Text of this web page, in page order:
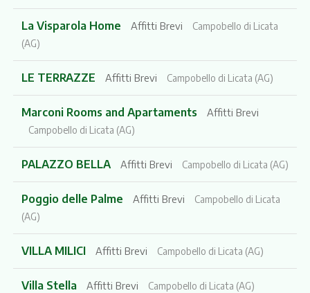
La Visparola Home Affitti Brevi
Campobello di Licata
(AG)
LE TERRAZZE Affitti Brevi Campobello di Licata (AG)
Marconi Rooms and Apartaments Affitti Brevi
Campobello di Licata (AG)
PALAZZO BELLA Affitti Brevi Campobello di Licata (AG)
Poggio delle Palme Affitti Brevi
Campobello di Licata
(AG)
VILLA MILICI Affitti Brevi Campobello di Licata (AG)
Villa Stella Affitti Brevi Campobello di Licata (AG)